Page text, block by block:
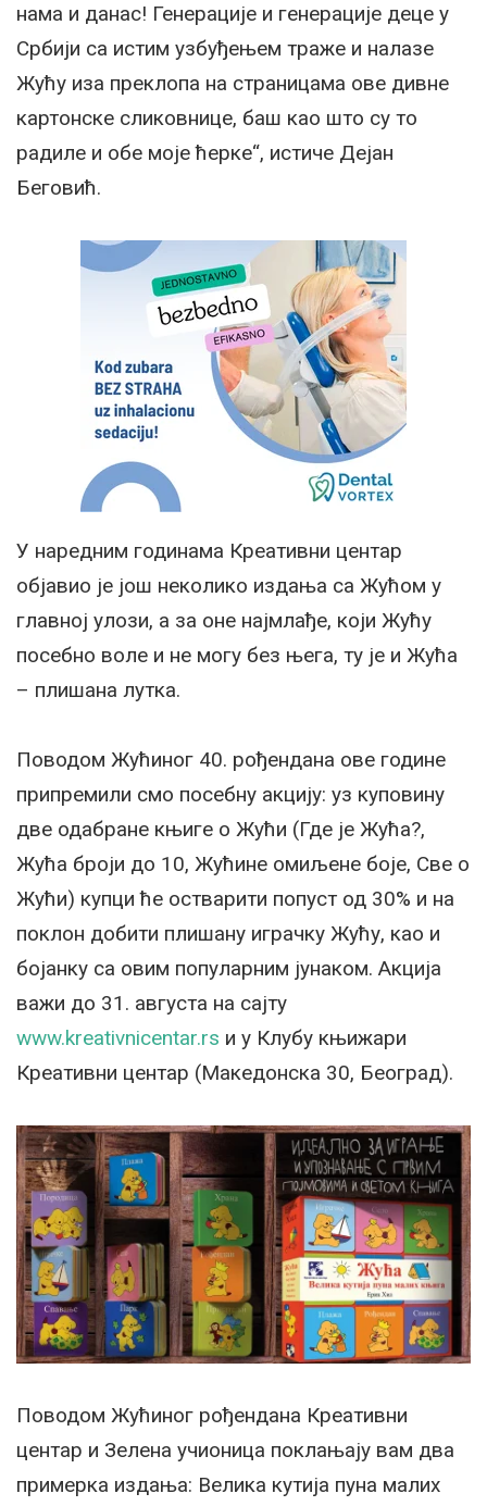
нама и данас! Генерације и генерације деце у
Србији са истим узбуђењем траже и налазе
Жућу иза преклопа на страницама ове дивне
картонске сликовнице, баш као што су то
радиле и обе моје ћерке“, истиче Дејан
Беговић.
У наредним годинама Креативни центар
објавио је још неколико издања са Жућом у
главној улози, а за оне најмлађе, који Жућу
посебно воле и не могу без њега, ту је и Жућа
– плишана лутка.
Поводом Жућиног 40. рођендана ове године
припремили смо посебну акцију: уз куповину
две одабране књиге о Жући (Где је Жућа?,
Жућа броји до 10, Жућине омиљене боје, Све о
Жући) купци ће остварити попуст од 30% и на
поклон добити плишану играчку Жућу, као и
бојанку са овим популарним јунаком. Акција
важи до 31. августа на сајту
www.kreativnicentar.rs и у Клубу књижари
Креативни центар (Македонска 30, Београд).
Поводом Жућиног рођендана Креативни
центар и Зелена учионица поклањају вам два
примерка издања: Велика кутија пуна малих